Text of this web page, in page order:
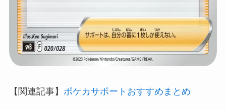
【関連記事】 ポケカサポートおすすめまとめ